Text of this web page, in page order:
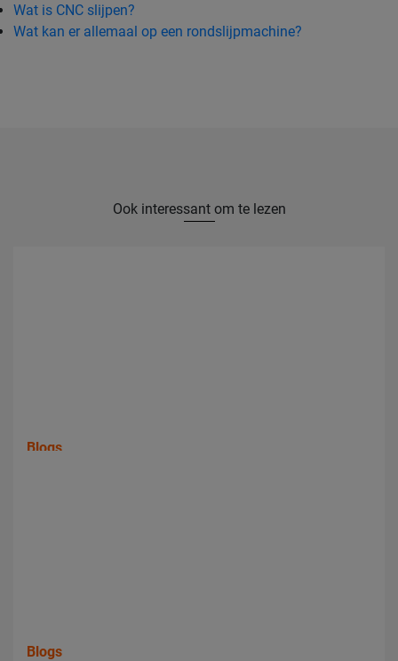
Wat is CNC slijpen?
Wat kan er allemaal op een rondslijpmachine?
Ook interessant om te lezen
Blogs
Blogs